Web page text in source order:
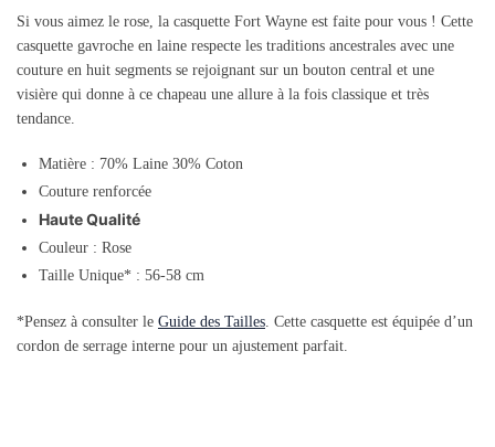
Si vous aimez le rose, la casquette Fort Wayne est faite pour vous ! Cette
casquette gavroche en laine respecte les traditions ancestrales avec une
couture en huit segments se rejoignant sur un bouton central et une
visière qui donne à ce chapeau une allure à la fois classique et très
tendance.
Matière : 70% Laine 30% Coton
Couture renforcée
Haute Qualité
Couleur : Rose
Taille Unique* : 56-58 cm
*Pensez à consulter le Guide des Tailles. Cette casquette est équipée d’un
cordon de serrage interne pour un ajustement parfait.